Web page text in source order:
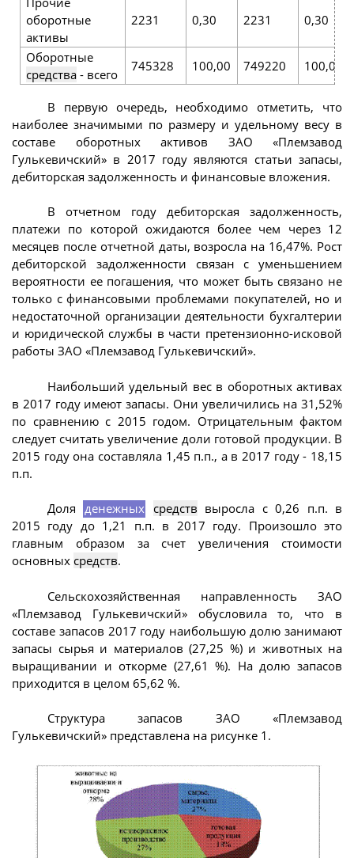
оборотные
активы
2231 0,30 2231 0,30
Оборотные
средства - всего
745328 100,00 749220 100,00
В первую очередь, необходимо отметить, что
наиболее значимыми по размеру и удельному весу в
составе оборотных активов ЗАО «Племзавод
Гулькевичский» в 2017 году являются статьи запасы,
дебиторская задолженность и финансовые вложения.
В отчетном году дебиторская задолженность,
платежи по которой ожидаются более чем через 12
месяцев после отчетной даты, возросла на 16,47%. Рост
дебиторской задолженности связан с уменьшением
вероятности ее погашения, что может быть связано не
только с финансовыми проблемами покупателей, но и
недостаточной организации деятельности бухгалтерии
и юридической службы в части претензионно-исковой
работы ЗАО «Племзавод Гулькевичский».
Наибольший удельный вес в оборотных активах
в 2017 году имеют запасы. Они увеличились на 31,52%
по сравнению с 2015 годом. Отрицательным фактом
следует считать увеличение доли готовой продукции. В
2015 году она составляла 1,45 п.п., а в 2017 году - 18,15
п.п.
Доля денежных средств выросла с 0,26 п.п. в
2015 году до 1,21 п.п. в 2017 году. Произошло это
главным образом за счет увеличения стоимости
основных средств.
Сельскохозяйственная направленность ЗАО
«Племзавод Гулькевичский» обусловила то, что в
составе запасов 2017 году наибольшую долю занимают
запасы сырья и материалов (27,25 %) и животных на
выращивании и откорме (27,61 %). На долю запасов
приходится в целом 65,62 %.
Структура запасов ЗАО «Племзавод
Гулькевичский» представлена на рисунке 1.